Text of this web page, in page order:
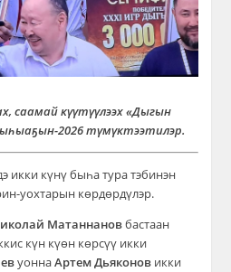
саамай күүтүүлээх «Дыгын
2026 түмүктээтилэр.
икки күнү быһа тура тэбинэн
уохтарын көрдөрдүлэр.
Матаннановбастаан
күн күөн көрсүү икки
уоннаАртем Дьяконов икки